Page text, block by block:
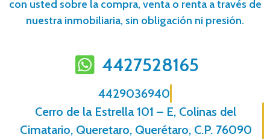
con usted sobre la compra, venta o renta a través de
nuestra inmobiliaria, sin obligación ni presión.
4427528165
4429036940
Cerro de la Estrella 101 – E, Colinas del
Cimatario, Queretaro, Querétaro, C.P. 76090